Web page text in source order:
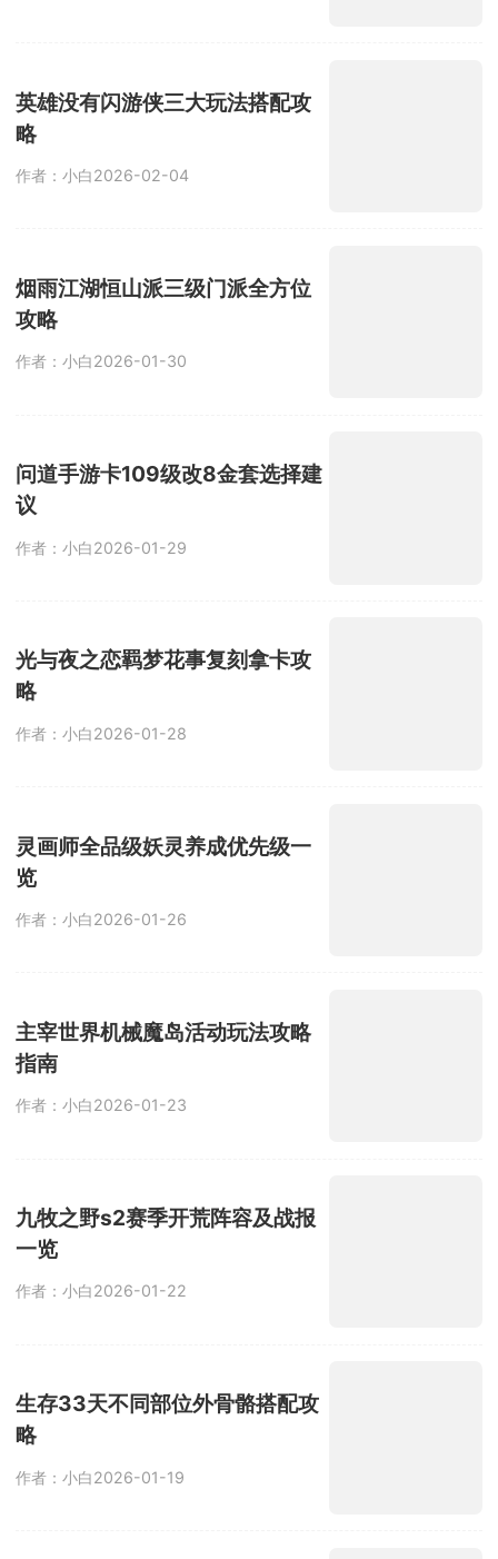
英雄没有闪游侠三大玩法搭配攻
略
作者：小白2026-02-04
烟雨江湖恒山派三级门派全方位
攻略
作者：小白2026-01-30
问道手游卡109级改8金套选择建
议
作者：小白2026-01-29
光与夜之恋羁梦花事复刻拿卡攻
略
作者：小白2026-01-28
灵画师全品级妖灵养成优先级一
览
作者：小白2026-01-26
主宰世界机械魔岛活动玩法攻略
指南
作者：小白2026-01-23
九牧之野s2赛季开荒阵容及战报
一览
作者：小白2026-01-22
生存33天不同部位外骨骼搭配攻
略
作者：小白2026-01-19